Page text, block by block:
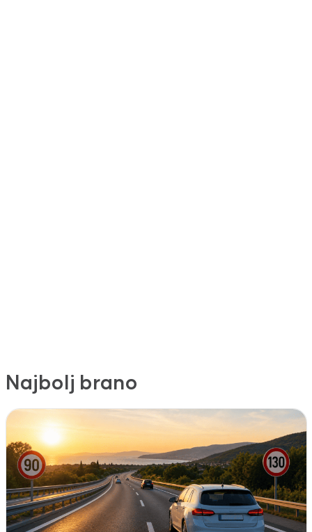
Najbolj brano